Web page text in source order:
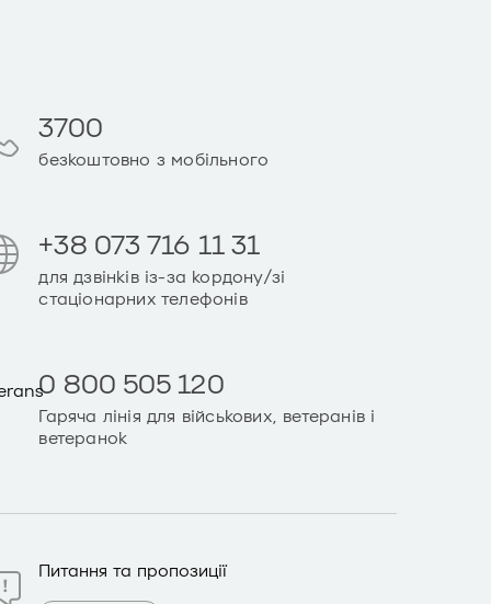
3700
безкоштовно з мобільного
+38 073 716 11 31
для дзвінків із-за кордону/зі
стаціонарних телефонів
0 800 505 120
Гаряча лінія для військових, ветеранів і
ветеранок
Питання та пропозиції